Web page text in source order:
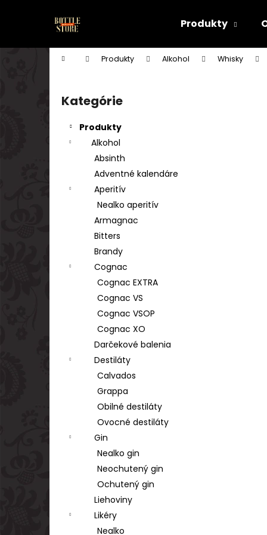
Produkty
Domov Produkty Alkohol Whisky
Preskočiť
kategórie
Kategórie
Produkty
Alkohol
Absinth
Adventné kalendáre
Aperitív
Nealko aperitív
Armagnac
Bitters
Brandy
Cognac
Cognac EXTRA
Cognac VS
Cognac VSOP
Cognac XO
Darčekové balenia
Destiláty
Calvados
Grappa
Obilné destiláty
Ovocné destiláty
Gin
Nealko gin
Neochutený gin
Ochutený gin
Liehoviny
Likéry
Nealko
í
Späť
do
Späť
do
TSARSKAYA CHARKA VODKA GOLD 1L
€17,90